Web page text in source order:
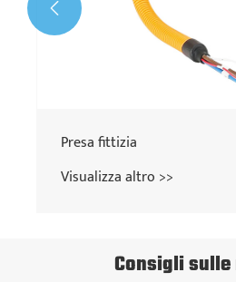
Presa fittizia
Visualizza altro >>

Consigli